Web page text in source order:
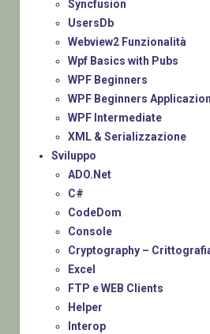
Syncfusion
UsersDb
Webview2 Funzionalità
Wpf Basics with Pubs
WPF Beginners
WPF Beginners
WPF Intermediate
XML & Serializzazione
Sviluppo
ADO.Net
C#
CodeDom
Console
Cryptography –
Excel
FTP e WEB Clients
Helper
Interop